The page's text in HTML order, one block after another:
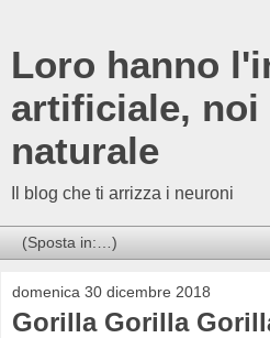
Loro hanno
artificiale,
naturale
Il blog che ti arrizza i neuroni
domenica 30 dicembre 2018
Gorilla Gorilla